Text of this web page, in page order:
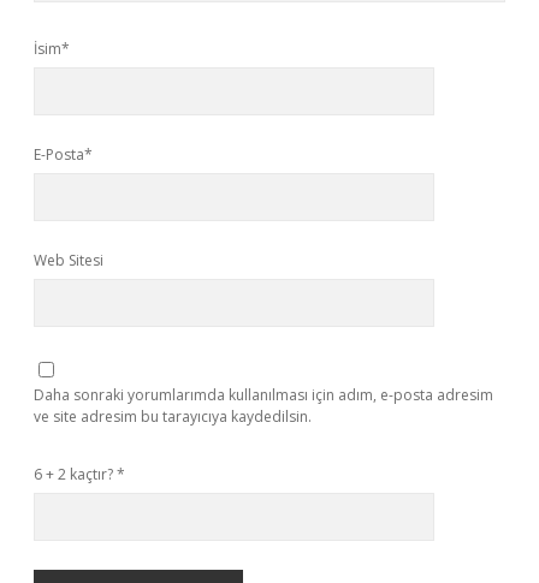
İsim*
E-Posta*
Web Sitesi
Daha sonraki yorumlarımda kullanılması için adım, e-posta adresim
ve site adresim bu tarayıcıya kaydedilsin.
6 + 2 kaçtır?*